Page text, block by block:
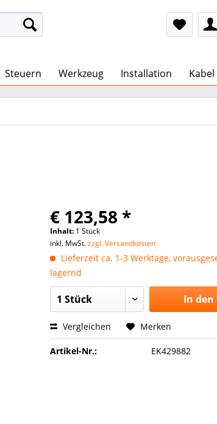
Steuern Werkzeug Installation Kabel
€ 123,58 *
Inhalt: 1 Stück
inkl. MwSt.zzgl. Versandkosten
Lieferzeit ca. 1-3 Werktage,
lagernd
In den
Vergleichen Merken
Artikel-Nr.: EK429882